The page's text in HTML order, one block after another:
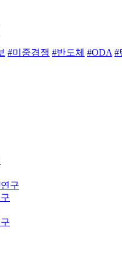
#미중경쟁 #반도체 #ODA #
구